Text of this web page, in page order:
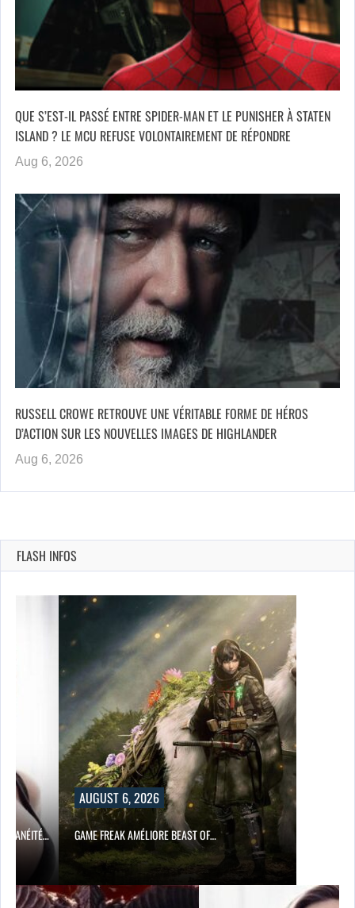
QUE S’EST-IL PASSÉ ENTRE SPIDER-MAN ET LE PUNISHER À STATEN
ISLAND ? LE MCU REFUSE VOLONTAIREMENT DE RÉPONDRE
Aug 6, 2026
RUSSELL CROWE RETROUVE UNE VÉRITABLE FORME DE HÉROS
D’ACTION SUR LES NOUVELLES IMAGES DE HIGHLANDER
Aug 6, 2026
FLASH INFOS
AUGUST 6, 2026
GAME FREAK AMÉLIORE BEAST OF…